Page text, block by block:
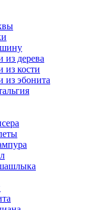
из дерева
из кости
из эбонита